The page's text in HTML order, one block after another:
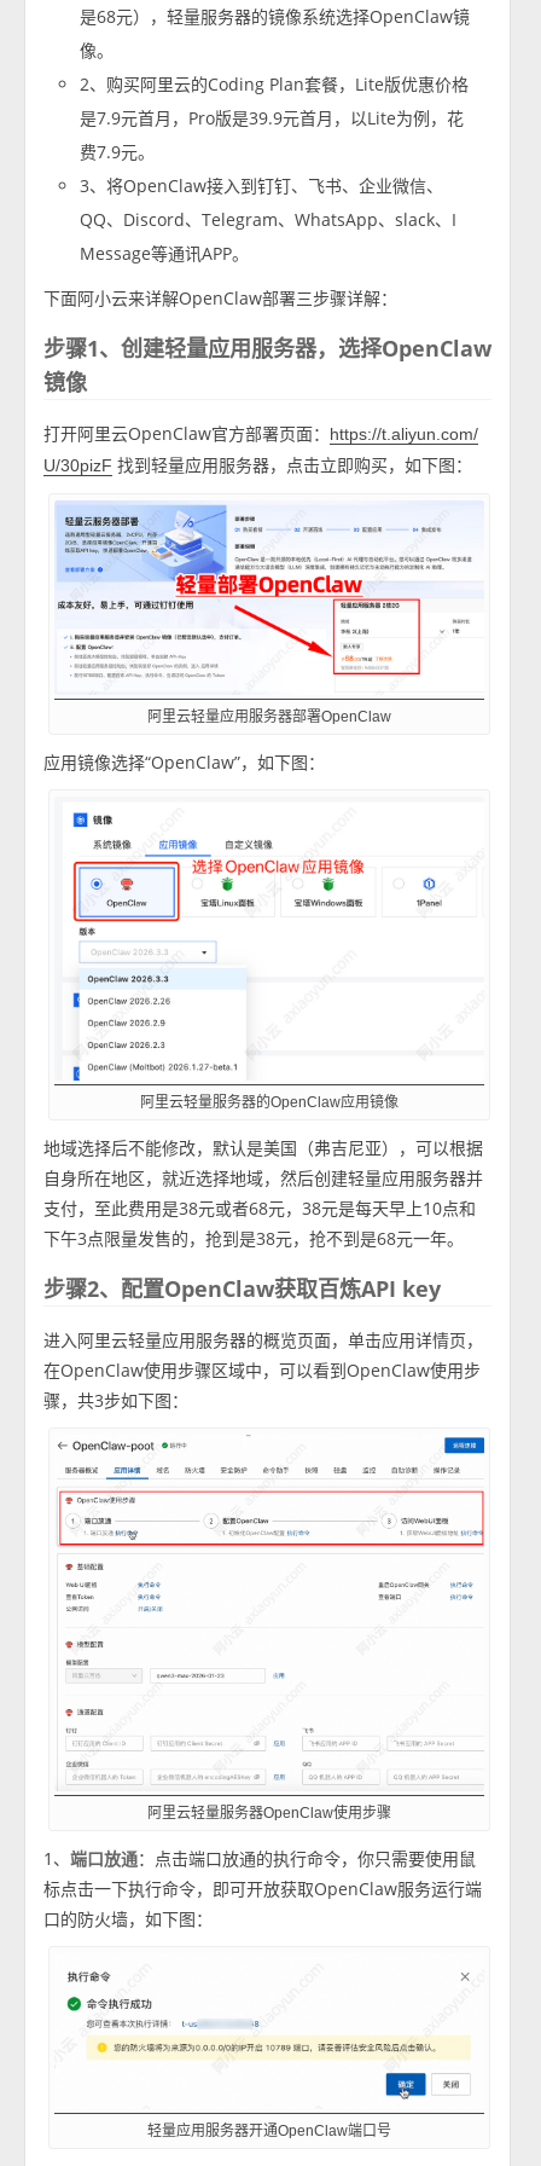
是68元），轻量服务器的镜像系统选择OpenClaw镜
像。
2、购买阿里云的Coding Plan套餐，Lite版优惠价格
是7.9元首月，Pro版是39.9元首月，以Lite为例，花
费7.9元。
3、将OpenClaw接入到钉钉、飞书、企业微信、
QQ、Discord、Telegram、WhatsApp、slack、I
Message等通讯APP。
下面阿小云来详解OpenClaw部署三步骤详解：
步骤1、创建轻量应用服务器，选择OpenClaw
镜像
打开阿里云OpenClaw官方部署页面：
https://t.aliyun.com/
U/30pizF 找到轻量应用服务器，点击立即购买，如下图：
阿里云轻量应用服务器部署OpenClaw
应用镜像选择“OpenClaw”，如下图：
阿里云轻量服务器的OpenClaw应用镜像
地域选择后不能修改，默认是美国（弗吉尼亚），可以根据
自身所在地区，就近选择地域，然后创建轻量应用服务器并
支付，至此费用是38元或者68元，38元是每天早上10点和
下午3点限量发售的，抢到是38元，抢不到是68元一年。
步骤2、配置OpenClaw获取百炼API key
进入阿里云轻量应用服务器的概览页面，单击应用详情页，
在OpenClaw使用步骤区域中，可以看到OpenClaw使用步
骤，共3步如下图：
阿里云轻量服务器OpenClaw使用步骤
1、端口放通：点击端口放通的执行命令，你只需要使用鼠
标点击一下执行命令，即可开放获取OpenClaw服务运行端
口的防火墙，如下图：
轻量应用服务器开通OpenClaw端口号